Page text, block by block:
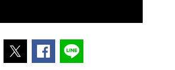
ポストするFacebookでシェアする